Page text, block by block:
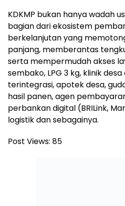
KDKMP bukan hanya wadah
bagian dari ekosistem
berkelanjutan yang
panjang, memberantas
serta mempermudah akses
sembako, LPG 3 kg, klinik
terintegrasi, apotek desa,
hasil panen, agen
perbankan digital (BRILink,
logistik dan sebagainya.
Post Views: 85